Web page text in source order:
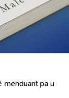
menduarit pa u